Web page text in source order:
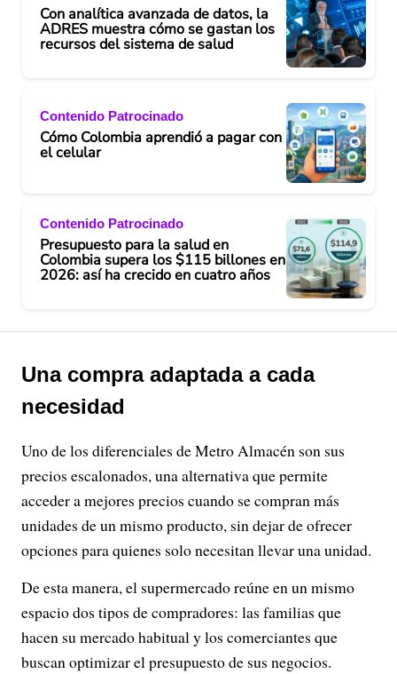
Con analítica avanzada de datos, la
ADRES muestra cómo se gastan los
recursos del sistema de salud
Contenido Patrocinado
Cómo Colombia aprendió a pagar con
el celular
Contenido Patrocinado
Presupuesto para la salud en
Colombia supera los $115 billones en
2026: así ha crecido en cuatro años
Una compra adaptada a cada
necesidad
Uno de los diferenciales de Metro Almacén son sus
precios escalonados, una alternativa que permite
acceder a mejores precios cuando se compran más
unidades de un mismo producto, sin dejar de ofrecer
opciones para quienes solo necesitan llevar una unidad.
De esta manera, el supermercado reúne en un mismo
espacio dos tipos de compradores: las familias que
hacen su mercado habitual y los comerciantes que
buscan optimizar el presupuesto de sus negocios.